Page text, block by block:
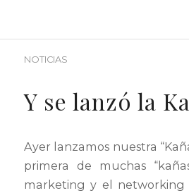
NOTICIAS
Y se lanzó la
Ayer lanzamos nuestra
primera de muchas
marketing y el networking